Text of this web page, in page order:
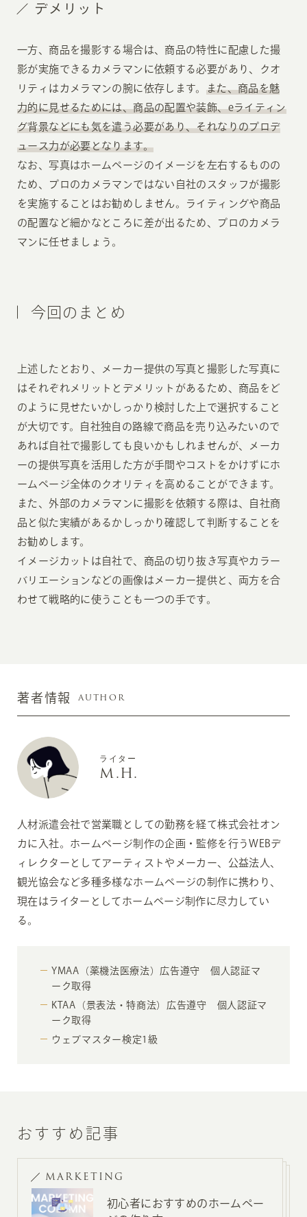
デメリット
一方、商品を撮影する場合は、商品の特性に配慮した撮
影が実施できるカメラマンに依頼する必要があり、クオ
リティはカメラマンの腕に依存します。 また、商品を魅
力的に見せるためには、商品の配置や装飾、eライティン
グ背景などにも気を遣う必要があり、それなりのプロデ
ュース力が必要となります。
なお、写真はホームページのイメージを左右するものの
ため、プロのカメラマンではない自社のスタッフが撮影
を実施することはお勧めしません。ライティングや商品
の配置など細かなところに差が出るため、プロのカメラ
マンに任せましょう。
今回のまとめ
上述したとおり、メーカー提供の写真と撮影した写真に
はそれぞれメリットとデメリットがあるため、商品をど
のように見せたいかしっかり検討した上で選択すること
が大切です。自社独自の路線で商品を売り込みたいので
あれば自社で撮影しても良いかもしれませんが、メーカ
ーの提供写真を活用した方が手間やコストをかけずにホ
ームページ全体のクオリティを高めることができます。
また、外部のカメラマンに撮影を依頼する際は、自社商
品と似た実績があるかしっかり確認して判断することを
お勧めします。
イメージカットは自社で、商品の切り抜き写真やカラー
バリエーションなどの画像はメーカー提供と、両方を合
わせて戦略的に使うことも一つの手です。
著者情報 AUTHOR
ライター
M.H.
人材派遣会社で営業職としての勤務を経て株式会社オン
カに入社。ホームページ制作の企画・監修を行うWEBデ
ィレクターとしてアーティストやメーカー、公益法人、
観光協会など多種多様なホームページの制作に携わり、
現在はライターとしてホームページ制作に尽力してい
る。
YMAA（薬機法医療法）広告遵守 個人認証マ
ーク取得
KTAA（景表法・特商法）広告遵守 個人認証マ
ーク取得
ウェブマスター検定1級
おすすめ記事
MARKETING
初心者におすすめのホームペー